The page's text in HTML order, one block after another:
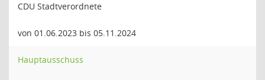
CDU Stadtverordnete
von 01.06.2023 bis 05.11.2024
Hauptausschuss